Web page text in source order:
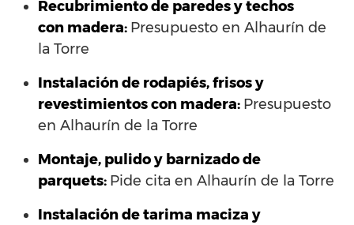
Recubrimiento de paredes y techos
con madera: Presupuesto en Alhaurín de
la Torre
Instalación de rodapiés, frisos y
revestimientos con madera: Presupuesto
en Alhaurín de la Torre
Montaje, pulido y barnizado de
parquets: Pide cita en Alhaurín de la Torre
Instalación de tarima maciza y